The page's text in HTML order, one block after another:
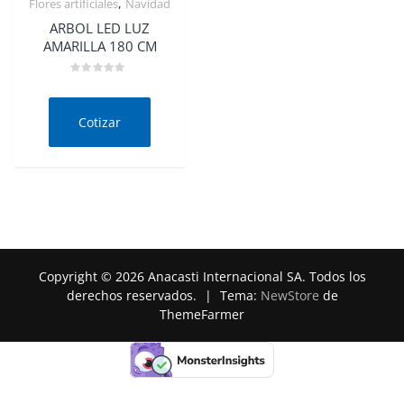
Flores artificiales Navidad
ARBOL LED LUZ
AMARILLA 180 CM
deCotizar
Copyright © 2026 Anacasti Internacional SA. Todos los
derechos reservados.
| Tema: NewStore de
ThemeFarmer